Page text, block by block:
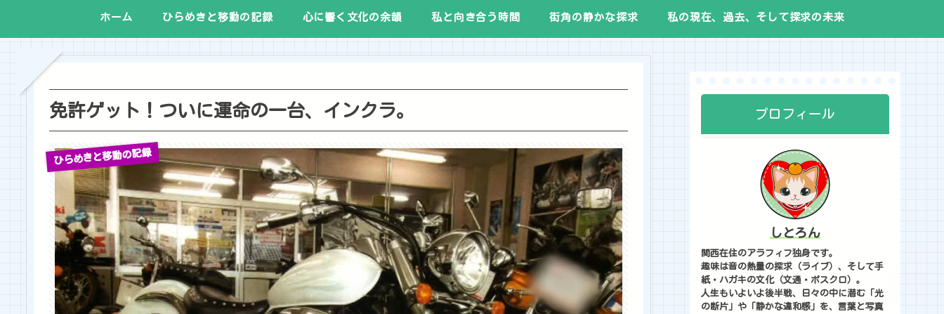
ホーム ひらめきと移動の記録 心に響く文化の余韻 私と向き合う時間 街角の静かな探求 私の現在、過去、そして探求の未来
免許ゲット！ついに運命の一台、インクラ。
ひらめきと移動の記録
プロフィール
しとろん
関西在住のアラフィフ独身です。
趣味は音の熱量の探求（ライブ）、そして手
紙・ハガキの文化（文通・ポスクロ）。
人生もいよいよ後半戦、日々の中に潜む「光
の断片」や「静かな違和感」を、言葉と写真